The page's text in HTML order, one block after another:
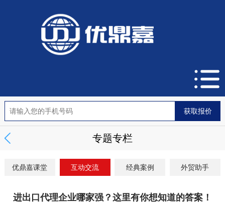
专题专栏
优鼎嘉课堂 互动交流 经典案例 外贸助手
进出口代理企业哪家强？这里有你想知道的答案！